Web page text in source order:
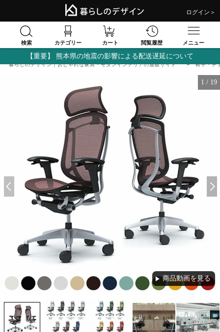
ログイン＞
検索 カテゴリー カート 閲覧履歴 メニュー
【重要】 熊本県の地震の影響による配送遅延について
暮らしのデザイン｜おしゃれな家具・モダンインテリアの通販サイト 椅子・チ
1 / 19
▶ 商品動画を見る